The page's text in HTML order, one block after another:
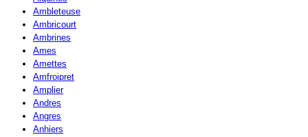
Ambleteuse
Ambricourt
Ambrines
Ames
Amettes
Amfroipret
Amplier
Andres
Angres
Anhiers